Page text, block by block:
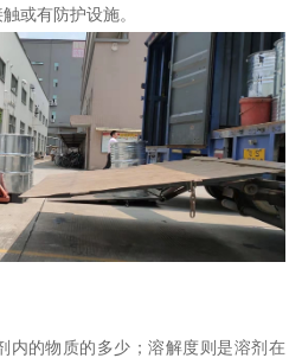
或有防护设施。
内的物质的多少；溶解度则是溶剂在